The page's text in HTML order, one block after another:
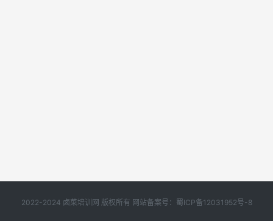
2022-2024 卤菜培训网 版权所有 网站备案号： 蜀ICP备12031952号-8